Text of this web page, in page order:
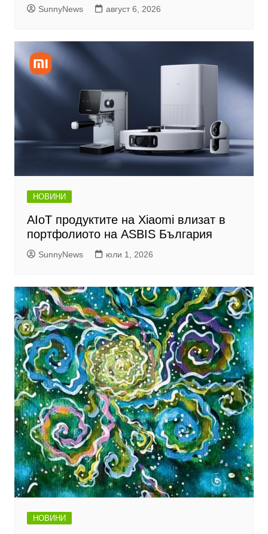
SunnyNews август 6, 2026
НОВИНИ
AIoT продуктите на Xiaomi влизат в
портфолиото на ASBIS България
SunnyNews юли 1, 2026
НОВИНИ